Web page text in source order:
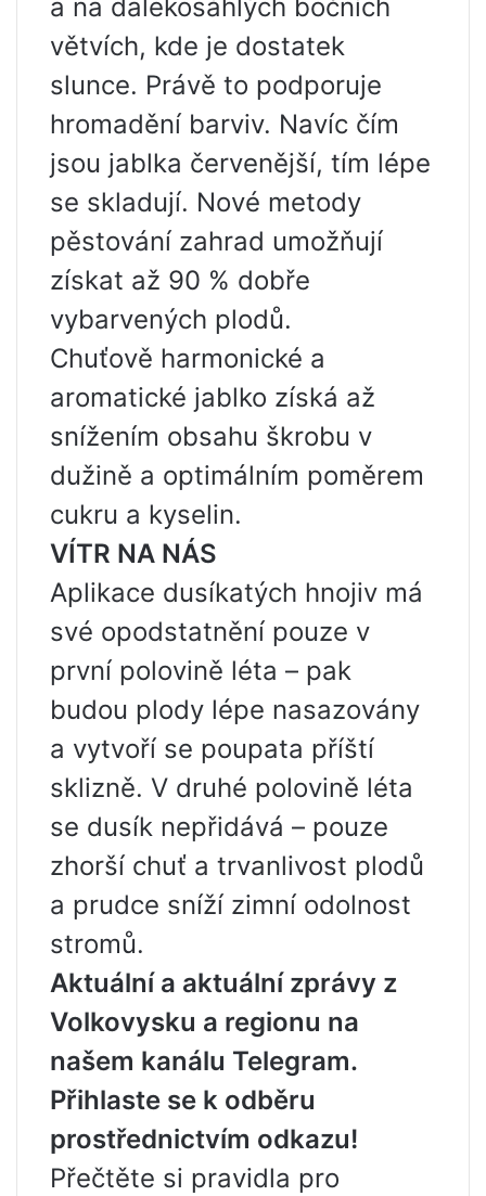
a na dalekosáhlých bočních
větvích, kde je dostatek
slunce. Právě to podporuje
hromadění barviv. Navíc čím
jsou jablka červenější, tím lépe
se skladují. Nové metody
pěstování zahrad umožňují
získat až 90 % dobře
vybarvených plodů.
Chuťově harmonické a
aromatické jablko získá až
snížením obsahu škrobu v
dužině a optimálním poměrem
cukru a kyselin.
VÍTR NA NÁS
Aplikace dusíkatých hnojiv má
své opodstatnění pouze v
první polovině léta – pak
budou plody lépe nasazovány
a vytvoří se poupata příští
sklizně. V druhé polovině léta
se dusík nepřidává – pouze
zhorší chuť a trvanlivost plodů
a prudce sníží zimní odolnost
stromů.
Aktuální a aktuální zprávy z
Volkovysku a regionu na
našem kanálu Telegram.
Přihlaste se k odběru
prostřednictvím odkazu!
Přečtěte si pravidla pro